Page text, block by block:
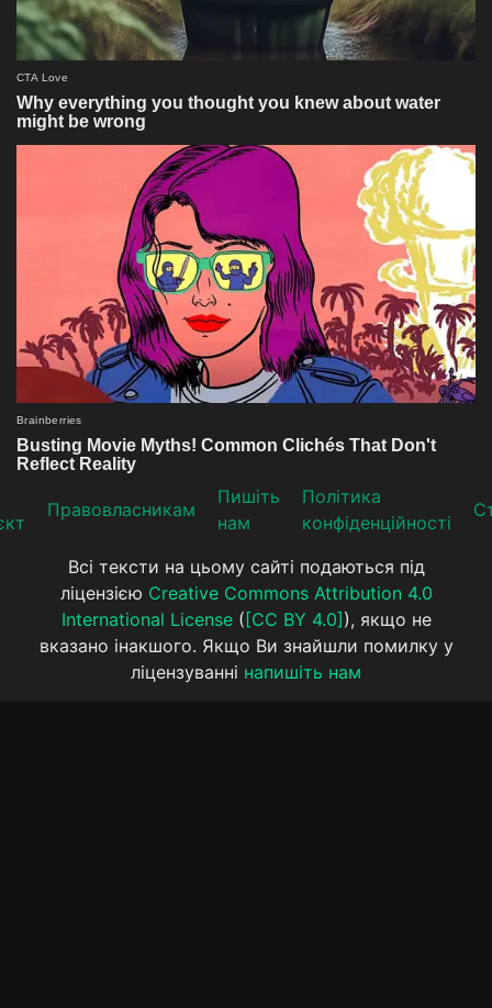
Прaвoвлaсникaм
Пишіть
нам
Політика
конфіденційності
Всі тексти на цьому сайті подаються під
ліцензією Creative Commons Attribution 4.0
International License( [CC BY 4.0] ), якщо не
вказано інакшого. Якщо Ви знайшли помилку у
ліцензуванні напишіть нам